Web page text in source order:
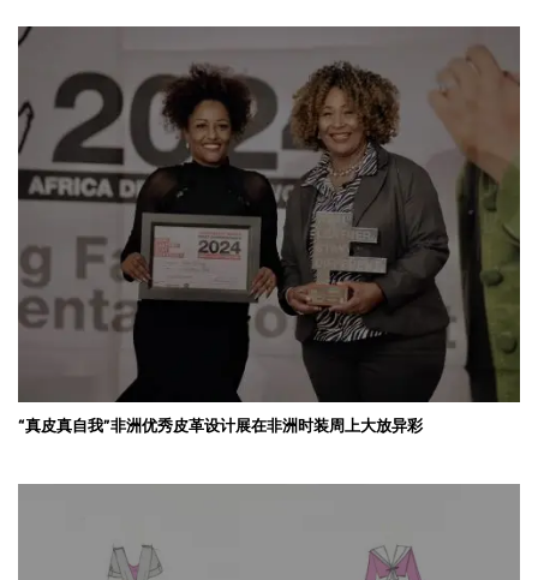
“真皮真自我”非洲优秀皮革设计展在非洲时装周上大放异彩